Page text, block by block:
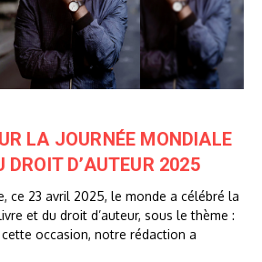
LA JOURNÉE MONDIALE
DROIT D’AUTEUR 2025
ce 23 avril 2025, le monde a célébré la
et du droit d’auteur, sous le thème :
occasion, notre rédaction a